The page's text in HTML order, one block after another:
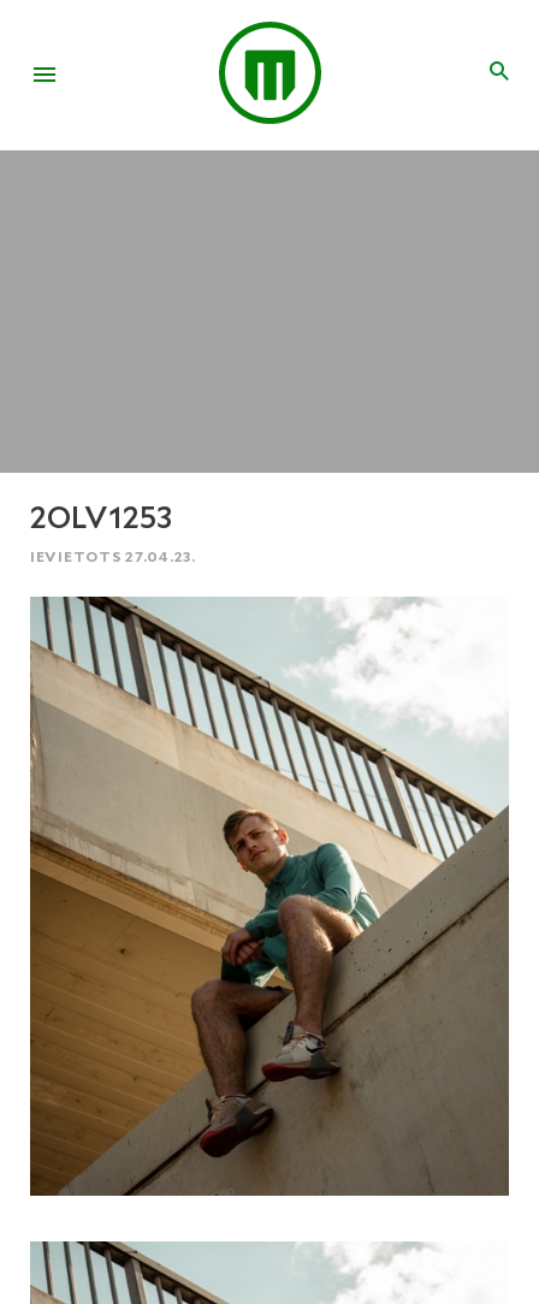
2OLV1253
IEVIETOTS 27.04.23.